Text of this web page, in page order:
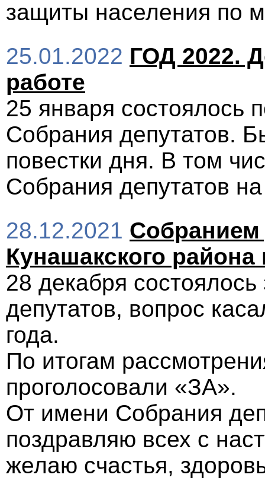
защиты населения по
25.01.2022 ГОД 2022.
работе
25 января состоялось
Собрания депутатов.
повестки дня. В том
Собрания депутатов
28.12.2021 Собранием
Кунашакского района
28 декабря
депутатов, вопрос
года.
По итогам
проголосовали «ЗА».
От имени Собрания
поздравляю всех с
желаю счастья,